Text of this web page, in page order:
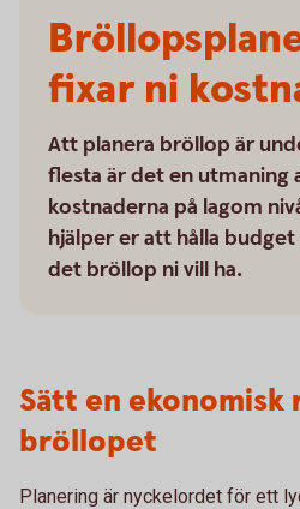
fixar ni
Att planera bröllop är
flesta är det en utmaning
kostnaderna på lagom
hjälper er att hålla
det bröllop ni vill ha.
Sätt en ekonomisk
bröllopet
Planering är nyckelordet för ett